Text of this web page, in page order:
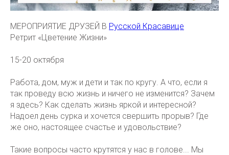
МЕРОПРИЯТИЕ ДРУЗЕЙ В Русской Красавице
Ретрит «Цветение Жизни»
15-20 октября
Работа, дом, муж и дети и так по кругу. А что, если я
так проведу всю жизнь и ничего не изменится? Зачем
я здесь? Как сделать жизнь яркой и интересной?
Надоел день сурка и хочется свершить прорыв? Где
же оно, настоящее счастье и удовольствие?
Такие вопросы часто крутятся у нас в голове... Мы